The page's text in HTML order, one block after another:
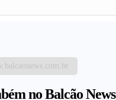
no Balcão News